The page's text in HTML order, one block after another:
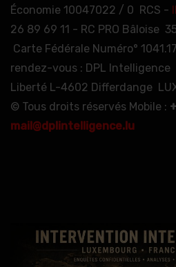
Économie 10047022 / 0 RCS -
26 89 69 11 - RC PRO Bâloise
Carte Fédérale Numéro°
rendez-vous : DPL Intelligence
Liberté L-4602 Differdange
© Tous droits réservés Mobile :
mail@dplintelligence.lu